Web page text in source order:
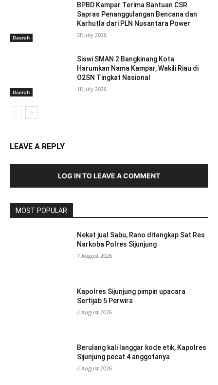
Daerah
BPBD Kampar Terima Bantuan CSR
Sapras Penanggulangan Bencana dan
Karhutla dari PLN Nusantara Power
28 July 2026
Daerah
Siswi SMAN 2 Bangkinang Kota
Harumkan Nama Kampar, Wakili Riau di
O2SN Tingkat Nasional
18 July 2026
LEAVE A REPLY
LOG IN TO LEAVE A COMMENT
MOST POPULAR
Nekat jual Sabu, Rano ditangkap Sat Res
Narkoba Polres Sijunjung
7 August 2026
Kapolres Sijunjung pimpin upacara
Sertijab 5 Perwira
4 August 2026
Berulang kali langgar kode etik, Kapolres
Sijunjung pecat 4 anggotanya
4 August 2026